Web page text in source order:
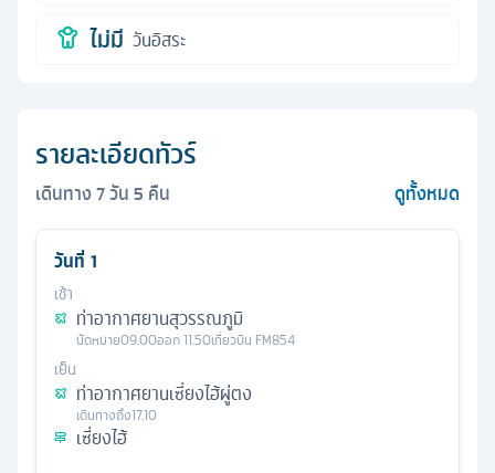
ไม่มี วันอิสระ
รายละเอียดทัวร์
เดินทาง7วัน5 คืน ดูทั้งหมด
วันที่ 1
เช้า
ท่าอากาศยานสุวรรณภูมิ
นัดหมาย09.00ออก11.50เที่ยวบิน FM854
เย็น
ท่าอากาศยานเซี่ยงไฮ้ผู่ตง
เดินทางถึง17.10
เซี่ยงไฮ้